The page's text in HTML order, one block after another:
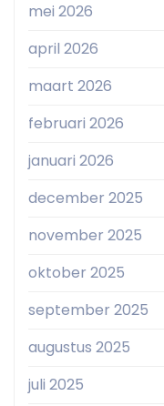
mei 2026
april 2026
maart 2026
februari 2026
januari 2026
december 2025
november 2025
oktober 2025
september 2025
augustus 2025
juli 2025